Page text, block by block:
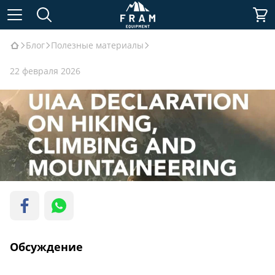
Блог Полезные материалы
22 февраля 2026
Обсуждение